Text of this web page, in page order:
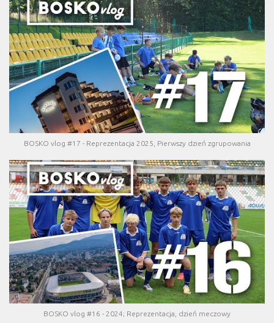
BOSKO vlog #17 - Reprezentacja 2025, Pierwszy dzień zgrupowania
BOSKO vlog #16 - 2024; Reprezentacja, dzień meczowy